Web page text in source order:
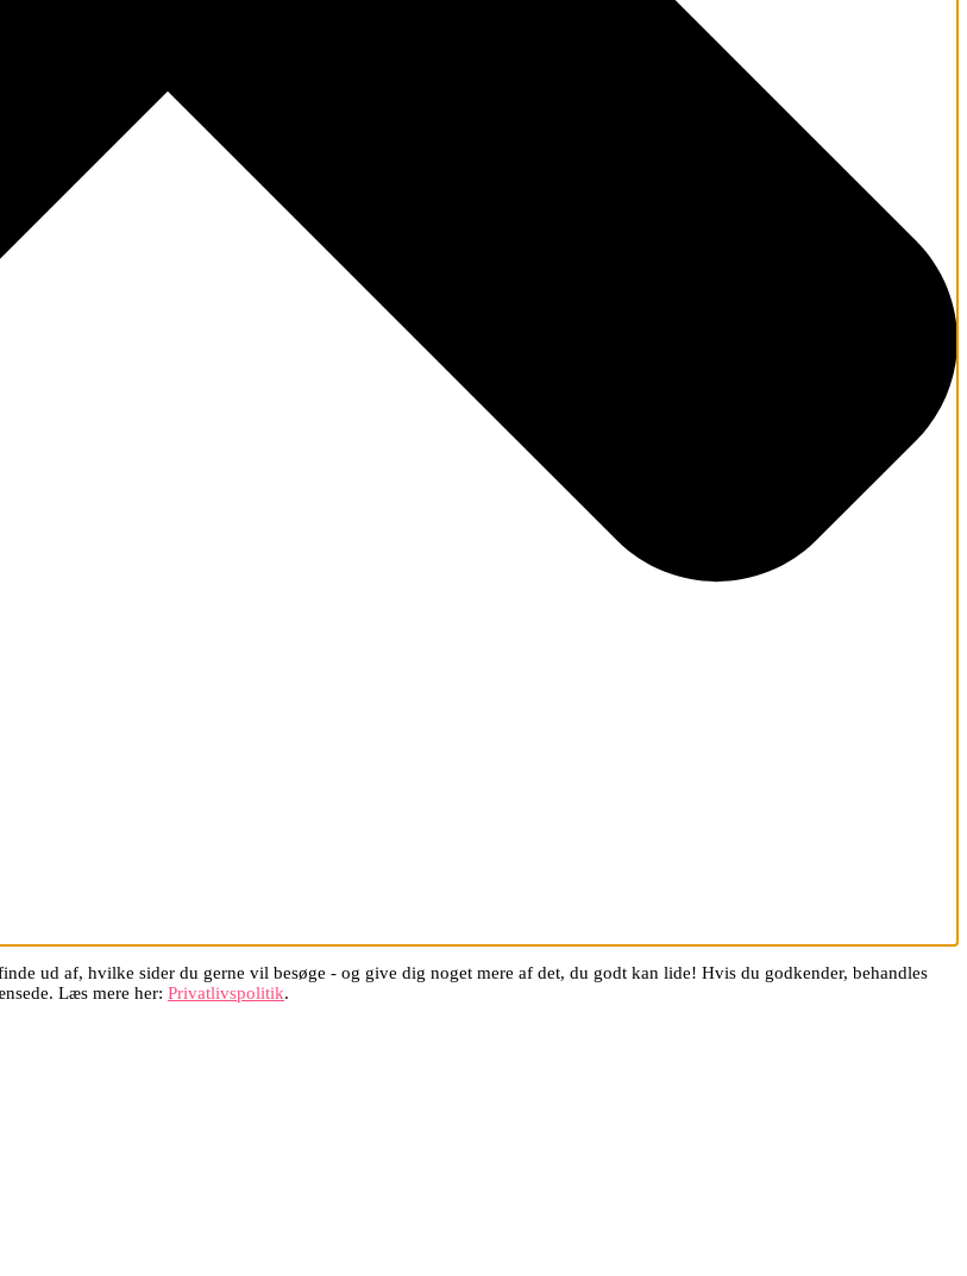
ud af, hvilke sider du gerne vil besøge - og give dig noget mere af det, du godt kan lide! Hvis du godkender, behandles
Læs mere her: Privatlivspolitik.